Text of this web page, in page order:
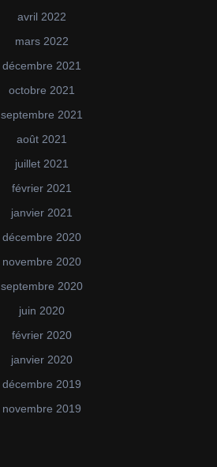
avril 2022
mars 2022
décembre 2021
octobre 2021
septembre 2021
août 2021
juillet 2021
février 2021
janvier 2021
décembre 2020
novembre 2020
septembre 2020
juin 2020
février 2020
janvier 2020
décembre 2019
novembre 2019